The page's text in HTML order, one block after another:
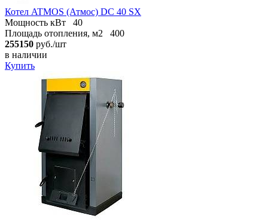
Котел ATMOS (Атмос) DC 40 SX
Мощность кВт
40
Площадь отопления, м2
400
255150 руб./шт
в наличии
Купить